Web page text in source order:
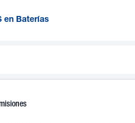
en Baterías